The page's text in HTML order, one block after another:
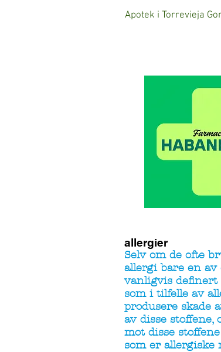
Apotek i Torrevieja
allergier
Selv om de ofte
allergi bare en av
vanligvis definert
som i tilfelle av
produsere skade
av disse
mot disse
som er allergiske